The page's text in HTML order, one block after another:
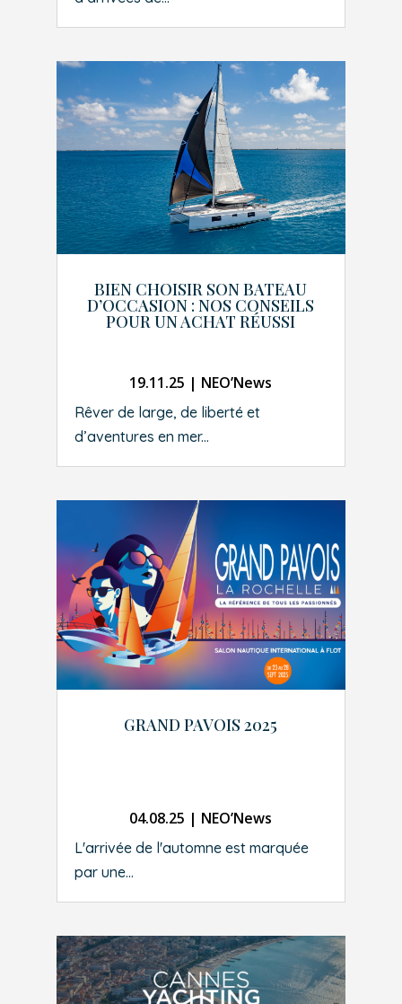
BIEN CHOISIR SON BATEAU
D’OCCASION : NOS CONSEILS
POUR UN ACHAT RÉUSSI
19.11.25 | NEO’News
Rêver de large, de liberté et
d’aventures en mer...
GRAND PAVOIS 2025
04.08.25 | NEO’News
L'arrivée de l'automne est marquée
par une...